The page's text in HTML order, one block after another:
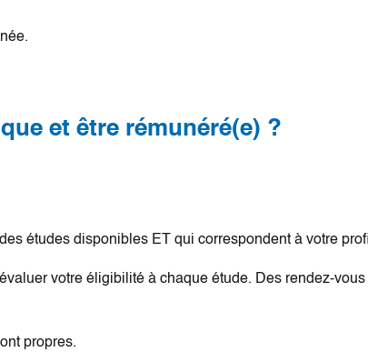
et être rémunéré(e) ?
études disponibles ET qui correspondent à votre
votre éligibilité à chaque étude. Des rendez-
propres.